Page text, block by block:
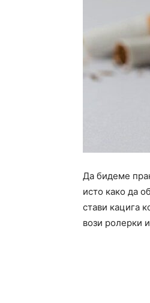
Да бидеме
исто како да
стави кацига
вози ролерки